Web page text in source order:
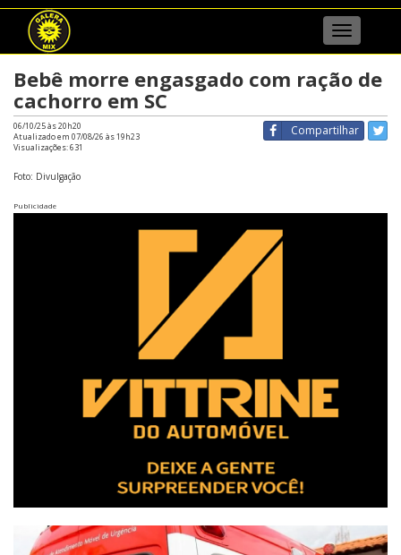
Menu
Bebê morre engasgado com ração de
cachorro em SC
Compartilhar
06/10/25 às 20h20
Atualizado em 07/08/26 às 19h23
Visualizações:631
Foto: Divulgação
Publicidade